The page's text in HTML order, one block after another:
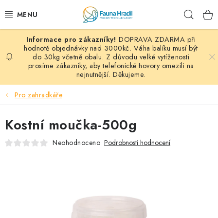
na
PAPOUŠCI A EXOTI
ZRNINY A OBILOVINY
MDM KRMIVA
KONTAKT
DOPRAVA ZDARMA při
hodnotě objednávky nad 3000kč. Váha balíku musí být
do 30kg včetně obalu. Z důvodu velké vytíženosti
prosíme zákazníky, aby telefonické hovory omezili na
nejnutnější. Děkujeme.
Pro zahradkáře
Kostní moučka-500g
Neohodnoceno Podrobnosti hodnocení